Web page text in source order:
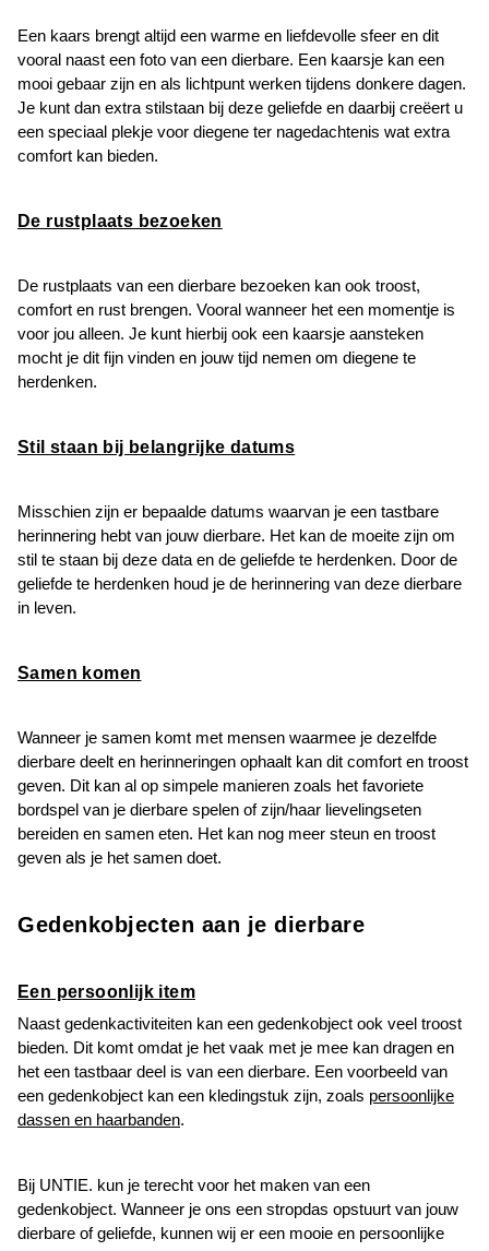
Een kaars brengt altijd een warme en liefdevolle sfeer en dit
vooral naast een foto van een dierbare. Een kaarsje kan een
mooi gebaar zijn en als lichtpunt werken tijdens donkere dagen.
Je kunt dan extra stilstaan bij deze geliefde en daarbij creëert u
een speciaal plekje voor diegene ter nagedachtenis wat extra
comfort kan bieden.
De rustplaats bezoeken
De rustplaats van een dierbare bezoeken kan ook troost,
comfort en rust brengen. Vooral wanneer het een momentje is
voor jou alleen. Je kunt hierbij ook een kaarsje aansteken
mocht je dit fijn vinden en jouw tijd nemen om diegene te
herdenken.
Stil staan bij belangrijke datums
Misschien zijn er bepaalde datums waarvan je een tastbare
herinnering hebt van jouw dierbare. Het kan de moeite zijn om
stil te staan bij deze data en de geliefde te herdenken. Door de
geliefde te herdenken houd je de herinnering van deze dierbare
in leven.
Samen komen
Wanneer je samen komt met mensen waarmee je dezelfde
dierbare deelt en herinneringen ophaalt kan dit comfort en troost
geven. Dit kan al op simpele manieren zoals het favoriete
bordspel van je dierbare spelen of zijn/haar lievelingseten
bereiden en samen eten. Het kan nog meer steun en troost
geven als je het samen doet.
Gedenkobjecten aan je dierbare
Een persoonlijk item
Naast gedenkactiviteiten kan een gedenkobject ook veel troost
bieden. Dit komt omdat je het vaak met je mee kan dragen en
het een tastbaar deel is van een dierbare. Een voorbeeld van
een gedenkobject kan een kledingstuk zijn, zoals persoonlijke
dassen en haarbanden.
Bij UNTIE. kun je terecht voor het maken van een
gedenkobject. Wanneer je ons een stropdas opstuurt van jouw
dierbare of geliefde, kunnen wij er een mooie en persoonlijke